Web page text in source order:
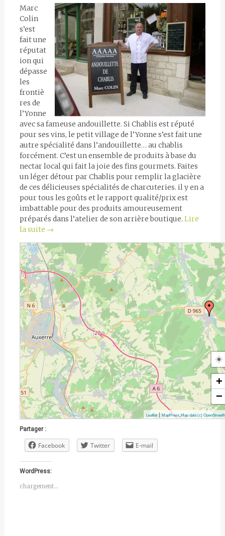
Marc
Colin
s’est
fait une
réputat
ion qui
dépasse
les
frontiè
res de
l’Yonne
avec sa fameuse andouillette. Si Chablis est réputé
pour ses vins, le petit village de l’Yonne s’est fait une
autre spécialité dans l’andouillette… au chablis
forcément. C’est un ensemble de produits à base du
nectar local qui fait la joie des fins gourmets. Faites
un léger détour par Chablis pour remplir la glacière
de ces délicieuses spécialités de charcuteries. il y en a
pour tous les goûts et le rapport qualité/prix est
imbattable pour des produits amoureusement
préparés dans l’atelier de son arrière boutique. Lire
la suite →
+
−
Leaflet| MapPress,Map data (c)
Partager :
Facebook Twitter E-mail
WordPress:
chargement…